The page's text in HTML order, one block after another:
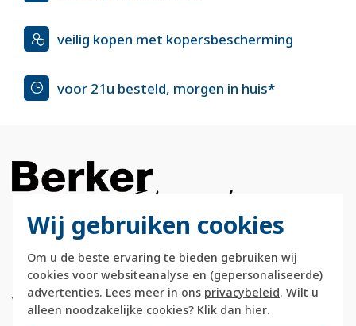
Wij gebruiken cookies
Om u de beste ervaring te bieden gebruiken wij
cookies voor websiteanalyse en (gepersonaliseerde)
advertenties. Lees meer in ons privacybeleid. Wilt u
alleen noodzakelijke cookies? Klik dan hier.
veilig kopen met kopersbescherming
voor 21u besteld, morgen in huis*
Berkerstore.nl is onderdeel van e-Stores
International B.V. en geen webwinkel of
onderdeel van Hager
Vertriebsgesellschaft GmbH & Co. KG.